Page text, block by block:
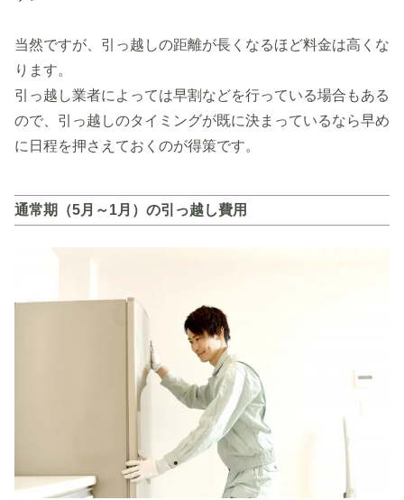
当然ですが、引っ越しの距離が長くなるほど料金は高くな
ります。
引っ越し業者によっては早割などを行っている場合もある
ので、引っ越しのタイミングが既に決まっているなら早め
に日程を押さえておくのが得策です。
通常期（5月～1月）の引っ越し費用